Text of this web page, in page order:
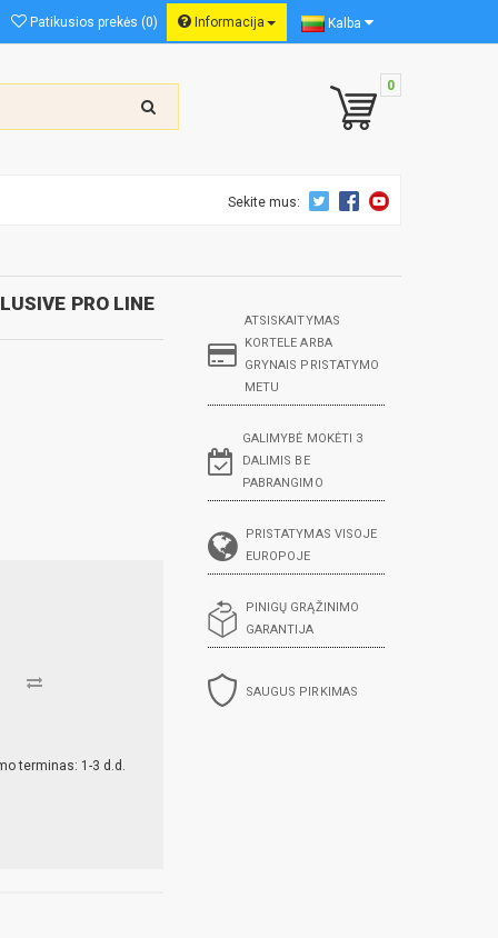
Patikusios prekės (0) Informacija Kalba
0
Sekite mus:
PRO LINE
terminas: 1-3 d.d.
ATSISKAITYMAS
KORTELE ARBA
GRYNAIS PRISTATYMO
METU
GALIMYBĖ MOKĖTI 3
DALIMIS BE
PABRANGIMO
PRISTATYMAS VISOJE
EUROPOJE
PINIGŲ GRĄŽINIMO
GARANTIJA
SAUGUS PIRKIMAS